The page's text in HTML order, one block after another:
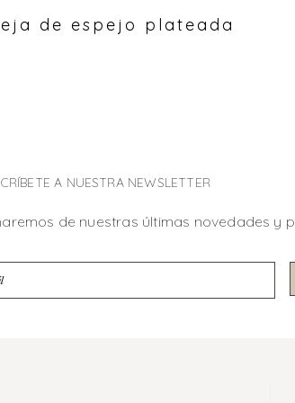
de espejo plateada
A NUESTRA NEWSLETTER
de nuestras últimas novedades y